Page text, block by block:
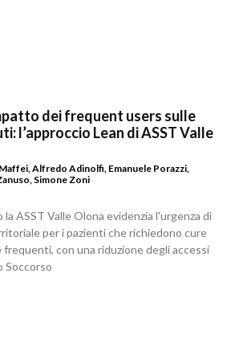
dei frequent users sulle
l’approccio Lean di ASST Valle
,Alfredo Adinolfi, Emanuele Porazzi,
, Simone Zoni -
ASST Valle Olona evidenzia l'urgenza di
per i pazienti che richiedono cure
con una riduzione degli accessi
Soccorso